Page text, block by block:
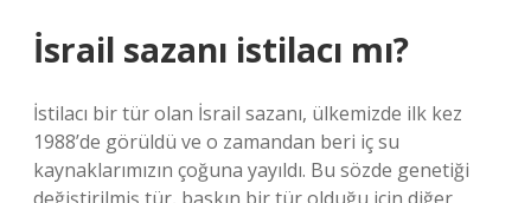
İsrail sazanı istilacı mı?
İstilacı bir tür olan İsrail sazanı, ülkemizde ilk kez
1988’de görüldü ve o zamandan beri iç su
kaynaklarımızın çoğuna yayıldı. Bu sözde genetiği